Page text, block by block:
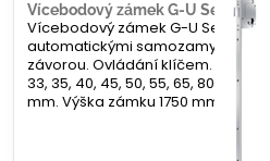
Vícebodový zámek G-U Secury
Vícebodový zámek G-U Secury
automatickými samozamykacími
závorou. Ovládání klíčem. Rozteč
33, 35, 40, 45, 50, 55, 65, 80 mm.
mm. Výška zámku 1750 mm, 1935